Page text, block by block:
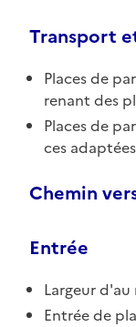
Transport
Places de
renant des
Places de
ces
Chemin
Entrée
Largeur
Entrée de